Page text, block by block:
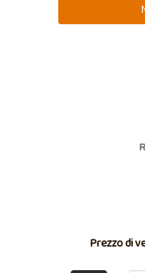
Prezzo di